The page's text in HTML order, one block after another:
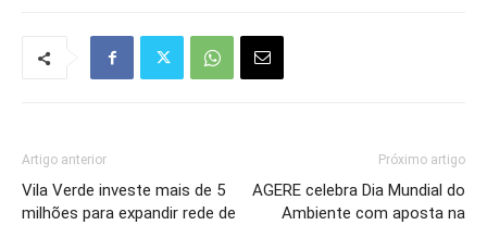
Artigo anterior
Vila Verde investe mais de 5
milhões para expandir rede de
Próximo artigo
AGERE celebra Dia Mundial do
Ambiente com aposta na